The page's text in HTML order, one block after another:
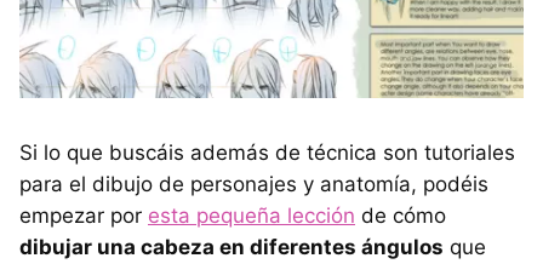
Si lo que buscáis además de técnica son tutoriales
para el dibujo de personajes y anatomía, podéis
empezar por esta pequeña lección de cómo
dibujar una cabeza en diferentes ángulos que